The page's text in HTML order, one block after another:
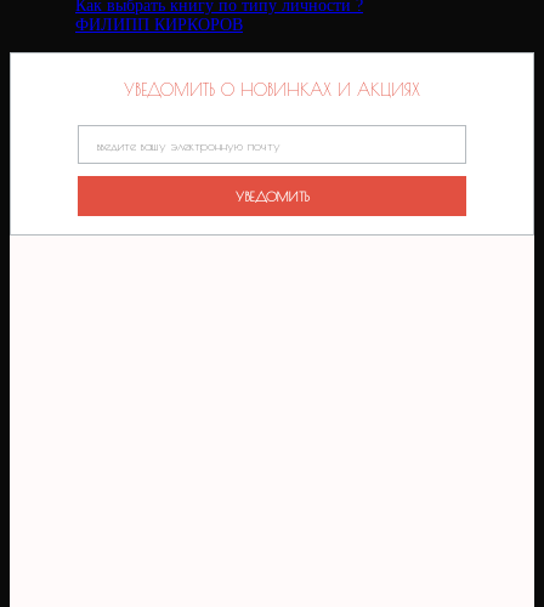
Как выбрать книгу по типу личности ?
ФИЛИПП КИРКОРОВ
УВЕДОМИТЬ О НОВИНКАХ И АКЦИЯХ